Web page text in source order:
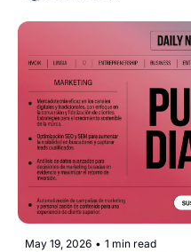
May 19, 2026 • 1 min read